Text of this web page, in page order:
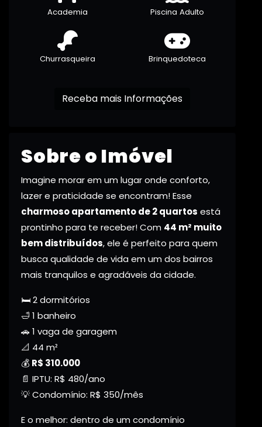
Academia Piscina Adulto
Churrasqueira Brinquedoteca
Receba mais Informações
Sobre o Imóvel
Imagine morar em um lugar onde conforto,
lazer e praticidade se encontram! Esse
charmoso apartamento de 2 quartos está
prontinho para te receber! Com 44 m² muito
bem distribuídos, ele é perfeito para quem
busca qualidade de vida em um dos bairros
mais tranquilos e agradáveis da cidade.
🛏️ 2 dormitórios
🛁 1 banheiro
🚗 1 vaga de garagem
📐 44 m²
💰 R$ 310.000
📄 IPTU: R$ 480/ano
💡 Condomínio: R$ 350/mês
E o melhor: dentro de um condomínio